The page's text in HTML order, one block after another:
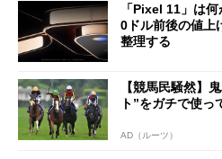
「Pixel 11」は
0ドル前後の値
整理する
【競馬民騒然】
ト”をガチで使っ
AD（ルーツ）